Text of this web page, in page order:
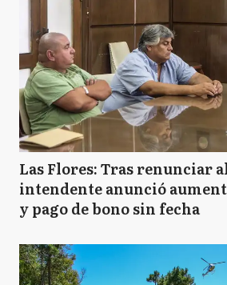
Las Flores: Tras renunciar
intendente anunció
y pago de bono sin fecha